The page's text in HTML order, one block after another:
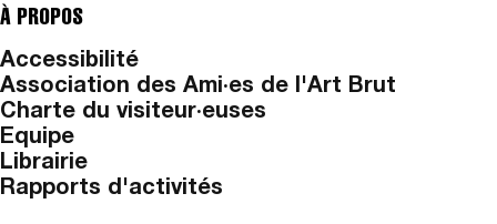
À PROPOS
Accessibilité
Association des Ami·es de l'Art Brut
Charte du visiteur·euses
Equipe
Librairie
Rapports d'activités